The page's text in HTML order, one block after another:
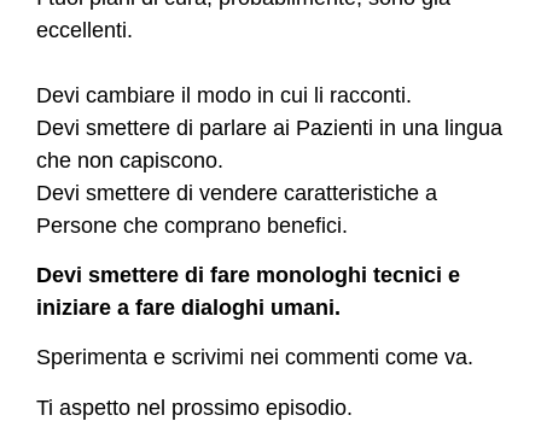
eccellenti.
Devi cambiare il modo in cui li racconti.
Devi smettere di parlare ai Pazienti in una lingua
che non capiscono.
Devi smettere di vendere caratteristiche a
Persone che comprano benefici.
Devi smettere di fare monologhi tecnici e
iniziare a fare dialoghi umani.
Sperimenta e scrivimi nei commenti come va.
Ti aspetto nel prossimo episodio.